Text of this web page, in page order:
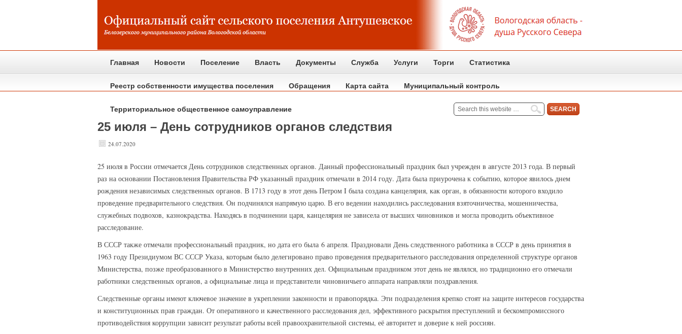
Главная Новости Поселение Власть Документы Служба Услуги Торги Статистика
Реестр собственности имущества поселения Обращения Карта сайта Муниципальный контроль
Территориальное общественное самоуправление
25 июля – День сотрудников органов следствия
24.07.2020
25 июля в России отмечается День сотрудников следственных органов. Данный профессиональный праздник был учрежден в августе 2013 года. В первый
раз на основании Постановления Правительства РФ указанный праздник отмечали в 2014 году. Дата была приурочена к событию, которое явилось днем
рождения независимых следственных органов. В 1713 году в этот день Петром I была создана канцелярия, как орган, в обязанности которого входило
проведение предварительного следствия. Он подчинялся напрямую царю. В его ведении находились расследования взяточничества, мошенничества,
служебных подвохов, казнокрадства. Находясь в подчинении царя, канцелярия не зависела от высших чиновников и могла проводить объективное
расследование.
В СССР также отмечали профессиональный праздник, но дата его была 6 апреля. Праздновали День следственного работника в СССР в день принятия в
1963 году Президиумом ВС СССР Указа, которым было делегировано право проведения предварительного расследования определенной структуре органов
Министерства, позже преобразованного в Министерство внутренних дел. Официальным праздником этот день не являлся, но традиционно его отмечали
работники следственных органов, а официальные лица и представители чиновничьего аппарата направляли поздравления.
Следственные органы имеют ключевое значение в укреплении законности и правопорядка. Эти подразделения крепко стоят на защите интересов государства
и конституционных прав граждан. От оперативного и качественного расследования дел, эффективного раскрытия преступлений и бескомпромиссного
противодействия коррупции зависит результат работы всей правоохранительной системы, её авторитет и доверие к ней россиян.